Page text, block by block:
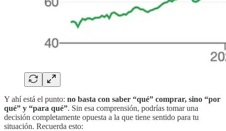
Y ahí está el punto: no basta con saber “qué” comprar, sino “por
qué” y “para qué”. Sin esa comprensión, podrías tomar una
decisión completamente opuesta a la que tiene sentido para tu
situación. Recuerda esto: